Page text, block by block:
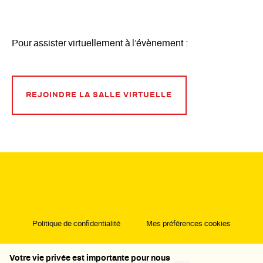
Pour assister virtuellement à l’évènement :
REJOINDRE LA SALLE VIRTUELLE
Politique de confidentialité Mes préférences cookies
Votre vie privée est importante pour nous